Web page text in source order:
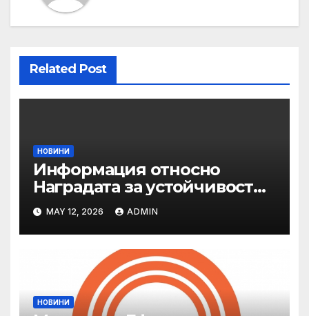
Related Post
НОВИНИ
Информация относно
Наградата за устойчивост
на ОАЕ „Зайед“
MAY 12, 2026 ADMIN
НОВИНИ